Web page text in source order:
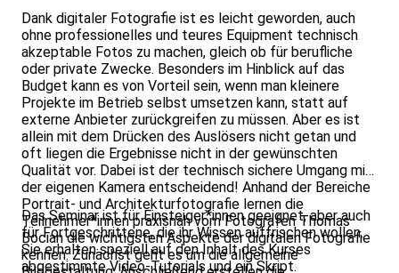
Dank digitaler Fotografie ist es leicht geworden, auch
ohne professionelles und teures Equipment technisch
akzeptable Fotos zu machen, gleich ob für berufliche
oder private Zwecke. Besonders im Hinblick auf das
Budget kann es von Vorteil sein, wenn man kleinere
Projekte im Betrieb selbst umsetzen kann, statt auf
externe Anbieter zurückgreifen zu müssen. Aber es ist
allein mit dem Drücken des Auslösers nicht getan und
oft liegen die Ergebnisse nicht in der gewünschten
Qualität vor. Dabei ist der technisch sichere Umgang mit
der eigenen Kamera entscheidend! Anhand der Bereiche
Portrait- und Architekturfotografie lernen die
Teilnehmer*innen praxisnah vom Fotografen Thomas
Bocian die wichtigsten Aspekte der digitalen Fotografie
kennen. Zunächst geht es um die allgemeine
Das Seminar ist für Einsteiger*innen geeignet, aber auch
für Fortgeschrittene, die ihr Wissen auffrischen wollen.
Sie erhalten speziell auf den Inhalt des Kurses
abgestimmte Video-Tutorials und ein Skript.